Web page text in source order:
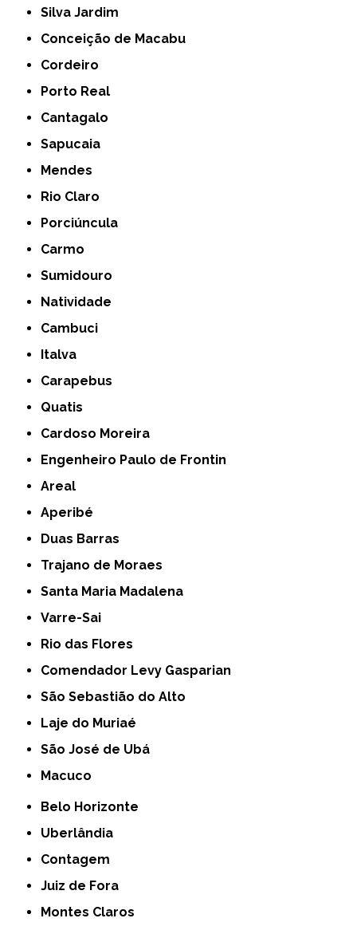
Silva Jardim
Conceição de Macabu
Cordeiro
Porto Real
Cantagalo
Sapucaia
Mendes
Rio Claro
Porciúncula
Carmo
Sumidouro
Natividade
Cambuci
Italva
Carapebus
Quatis
Cardoso Moreira
Engenheiro Paulo de Frontin
Areal
Aperibé
Duas Barras
Trajano de Moraes
Santa Maria Madalena
Varre-Sai
Rio das Flores
Comendador Levy Gasparian
São Sebastião do Alto
Laje do Muriaé
São José de Ubá
Macuco
Belo Horizonte
Uberlândia
Contagem
Juiz de Fora
Montes Claros